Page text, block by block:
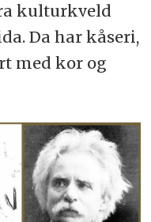
kulturkveld
Da har kåseri,
med kor og